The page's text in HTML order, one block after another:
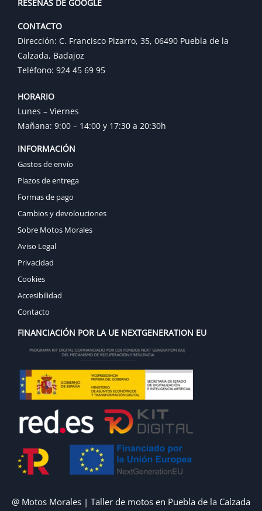
RESEÑAS DE GOOGLE
CONTACTO
Dirección: C. Francisco Pizarro, 35, 06490 Puebla de la
Calzada, Badajoz
Teléfono: 924 45 69 95
HORARIO
Lunes – Viernes
Mañana: 9:00 – 14:00 y 17:30 a 20:30h
INFORMACIÓN
Gastos de envío
Plazos de entrega
Formas de pago
Cambios y devolouciones
Sobre Motos Morales
Aviso Legal
Privacidad
Cookies
Accesibilidad
Contacto
FINANCIACIÓN POR LA UE NEXTGENERATION EU
@ Motos Morales | Taller de motos en Puebla de la Calzada